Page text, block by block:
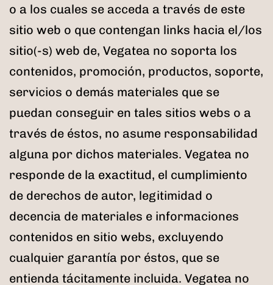
o a los cuales se acceda a través de este
sitio web o que contengan links hacia el/los
sitio(-s) web de, Vegatea no soporta los
contenidos, promoción, productos, soporte,
servicios o demás materiales que se
puedan conseguir en tales sitios webs o a
través de éstos, no asume responsabilidad
alguna por dichos materiales. Vegatea no
responde de la exactitud, el cumplimiento
de derechos de autor, legitimidad o
decencia de materiales e informaciones
contenidos en sitio webs, excluyendo
cualquier garantía por éstos, que se
entienda tácitamente incluida. Vegatea no